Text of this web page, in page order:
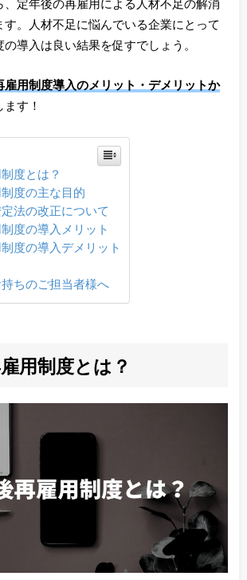
、定年後の再雇用による人材不足の解消
す。人材不足に悩んでいる企業にとって
導入は良い結果を促すでしょう。
雇用制度導入のメリット・デメリットか
す！
度とは？
度の主な目的
法の改正について
度の導入メリット
度の導入デメリット
ちのご担当者様へ
用制度とは？